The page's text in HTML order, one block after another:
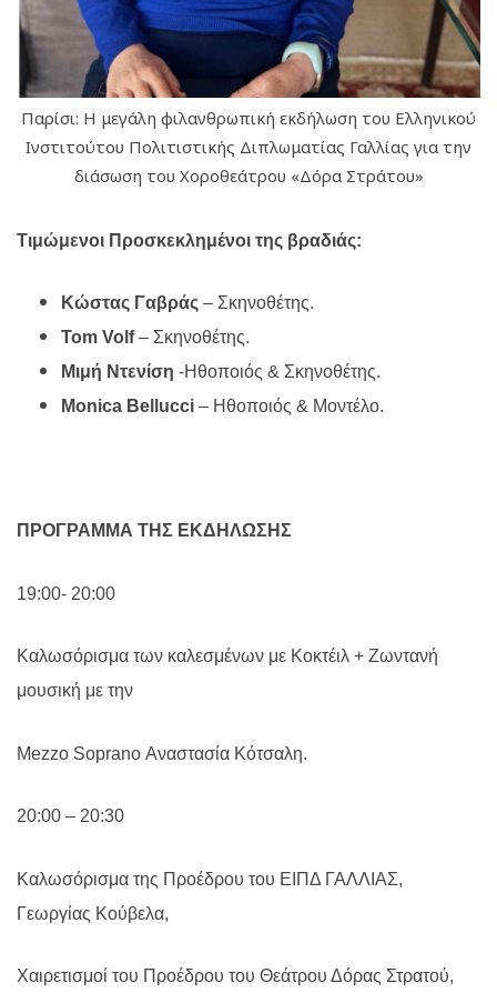
Παρίσι: Η μεγάλη φιλανθρωπική εκδήλωση του Ελληνικού
Ινστιτούτου Πολιτιστικής Διπλωματίας Γαλλίας για την
διάσωση του Χοροθεάτρου «Δόρα Στράτου»
Τιμώμενοι Προσκεκλημένοι της βραδιάς:
Κώστας Γαβράς – Σκηνοθέτης.
Tom Volf– Σκηνοθέτης.
Μιμή Ντενίση -Ηθοποιός & Σκηνοθέτης.
Monica Bellucci – Ηθοποιός & Μοντέλο.
ΠΡΟΓΡΑΜΜΑ ΤΗΣ ΕΚΔΗΛΩΣΗΣ
19:00- 20:00
Καλωσόρισμα των καλεσμένων με Κοκτέιλ + Ζωντανή
μουσική με την
Mezzo Soprano Αναστασία Κότσαλη.
20:00 – 20:30
Καλωσόρισμα της Προέδρου του ΕΙΠΔ ΓΑΛΛΙΑΣ,
Γεωργίας Κούβελα,
Χαιρετισμοί του Προέδρου του Θεάτρου Δόρας Στρατού,